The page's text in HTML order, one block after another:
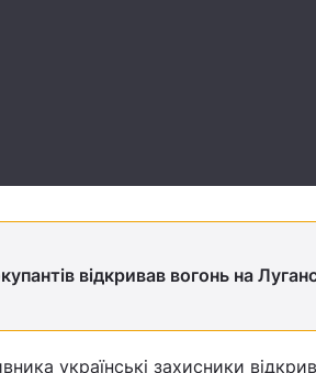
відкривав вогонь на
українські захисники